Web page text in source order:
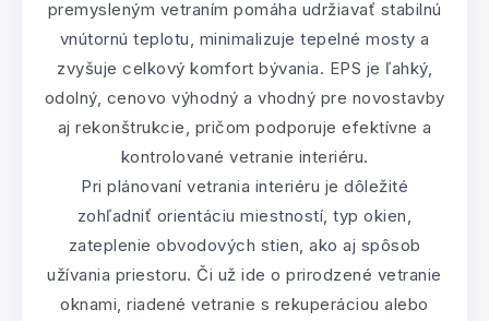
premysleným vetraním pomáha udržiavať stabilnú
vnútornú teplotu, minimalizuje tepelné mosty a
zvyšuje celkový komfort bývania. EPS je ľahký,
odolný, cenovo výhodný a vhodný pre novostavby
aj rekonštrukcie, pričom podporuje efektívne a
kontrolované vetranie interiéru.
Pri plánovaní vetrania interiéru je dôležité
zohľadniť orientáciu miestností, typ okien,
zateplenie obvodových stien, ako aj spôsob
užívania priestoru. Či už ide o prirodzené vetranie
oknami, riadené vetranie s rekuperáciou alebo